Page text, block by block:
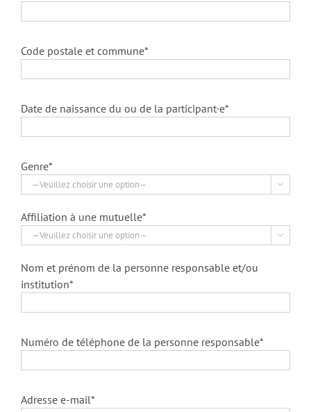
Code postale et commune*
Date de naissance du ou de la participant·e*
Genre*

Affiliation à une mutuelle*

Nom et prénom de la personne responsable et/ou
institution*
Numéro de téléphone de la personne responsable*
Adresse e-mail*